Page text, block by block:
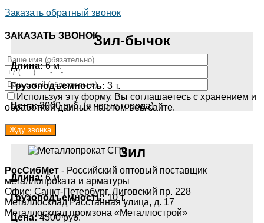
Заказать обратный звонок
ЗАКАЗАТЬ ЗВОНОК
Используя эту форму, Вы соглашаетесь с хранением и
обработкой данных на этом веб-сайте.
РосСибМет - Российский оптовый поставщик
металлопроката и арматуры
Офис: Санкт-Петербург, Лиговский пр. 228
Металлосклад Расстанная улица, д. 17
Металлосклад промзона «Металлострой»
Зил-бычок
Длина:6 м.
Грузоподъемность: 3 т.
Цена:3000 руб. (в черте города)
Зил
Длина:6 м.
Грузоподъемность:10 т.
Цена:4500 руб.